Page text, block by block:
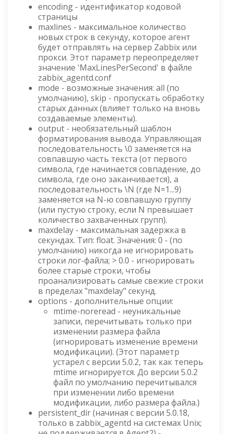
encoding - идентификатор кодовой
страницы
maxlines - максимальное количество
новых строк в секунду, которое агент
будет отправлять на сервер Zabbix или
прокси. Этот параметр переопределяет
значение 'MaxLinesPerSecond' в файле
zabbix_agentd.conf
mode - возможные значения: all (по
умолчанию), skip - пропускать обработку
старых данных (влияет только на вновь
создаваемые элементы).
output - необязательный шаблон
форматирования вывода. Управляющая
последовательность \0 заменяется на
совпавшую часть текста (от первого
символа, где начинается совпадение, до
символа, где оно заканчивается), а
последовательность \N (где N=1...9)
заменяется на N-ю совпавшую группу
(или пустую строку, если N превышает
количество захваченных групп).
maxdelay - максимальная задержка в
секундах. Тип: float. Значения: 0 - (по
умолчанию) никогда не игнорировать
строки лог-файла; > 0.0 - игнорировать
более старые строки, чтобы
проанализировать самые свежие строки
в пределах "maxdelay" секунд.
options - дополнительные опции:
mtime-noreread - неуникальные
записи, перечитывать только при
изменении размера файла
(игнорировать изменение времени
модификации). (Этот параметр
устарел с версии 5.0.2, так как теперь
mtime игнорируется. До версии 5.0.2
файл по умолчанию перечитывался
при изменении либо времени
модификации, либо размера файла.)
persistent_dir (начиная с версии 5.0.18,
только в zabbix_agentd на системах Unix;